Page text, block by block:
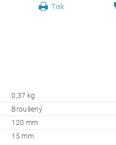
Tisk
0,37 kg
Broušený
120 mm
15 mm